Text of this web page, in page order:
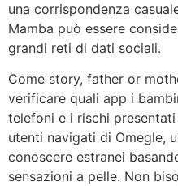
una corrispondenza
Mamba può essere
grandi reti di dati sociali.
Come story, father or
verificare quali app i
telefoni e i rischi
utenti navigati di Omegle,
conoscere estranei
sensazioni a pelle. Non